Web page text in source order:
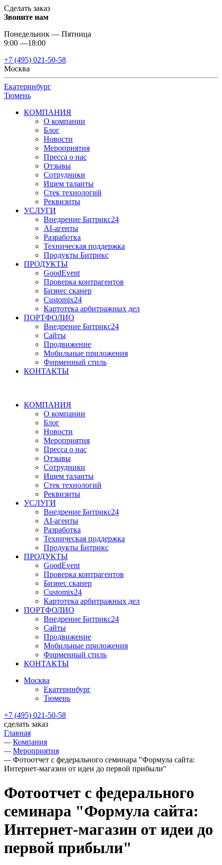
Сделать заказ
Звоните нам
Понедельник — Пятница
9:00 —18:00
+7 (495) 021-50-58
Москва
Екатеринбург
Тюмень
КОМПАНИЯ
О компании
Блог
Новости
Мероприятия
Пресса о нас
Отзывы
Сотрудники
Ищем таланты
Стек технологий
Реквизиты
УСЛУГИ
Внедрение Битрикс24
AI-агенты
Разработка
Техническая поддержка
Продукты Битрикс
ПРОДУКТЫ
GoodEvent
Проверка контрагентов
Бизнес сканер
Customix24
Картотека арбитражных дел
ПОРТФОЛИО
Внедрение Битрикс24
Сайты
Продвижение
Мобильные приложения
Фирменный стиль
КОНТАКТЫ
КОМПАНИЯ
О компании
Блог
Новости
Мероприятия
Пресса о нас
Отзывы
Сотрудники
Ищем таланты
Стек технологий
Реквизиты
УСЛУГИ
Внедрение Битрикс24
AI-агенты
Разработка
Техническая поддержка
Продукты Битрикс
ПРОДУКТЫ
GoodEvent
Проверка контрагентов
Бизнес сканер
Customix24
Картотека арбитражных дел
ПОРТФОЛИО
Внедрение Битрикс24
Сайты
Продвижение
Мобильные приложения
Фирменный стиль
КОНТАКТЫ
Москва
Екатеринбург
Тюмень
+7 (495) 021-50-58
сделать заказ
Главная
— Компания
— Мероприятия
— Фотоотчет с федерального семинара "Формула сайта:
Интернет-магазин от идеи до первой прибыли"
Фотоотчет с федерального
семинара "Формула сайта:
Интернет-магазин от идеи до
первой прибыли"